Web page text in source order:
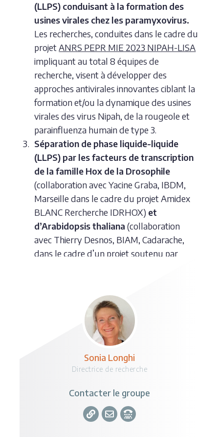
(LLPS) conduisant à la formation des
usines virales chez les paramyxovirus.
Les recherches, conduites dans le cadre du
projet ANRS PEPR MIE 2023 NIPAH-LISA
impliquant au total 8 équipes de
recherche, visent à développer des
approches antivirales innovantes ciblant la
formation et/ou la dynamique des usines
virales des virus Nipah, de la rougeole et
parainfluenza humain de type 3.
Séparation de phase liquide-liquide
(LLPS) par les facteurs de transcription
de la famille Hox de la Drosophile
(collaboration avec Yacine Graba, IBDM,
Marseille dans le cadre du projet Amidex
BLANC Rercherche IDRHOX) et
d’Arabidopsis thaliana(collaboration
avec Thierry Desnos, BIAM, Cadarache,
dans le cadre d’un projet soutenu par
Sonia Longhi
Directrice de recherche
Contacter le groupe